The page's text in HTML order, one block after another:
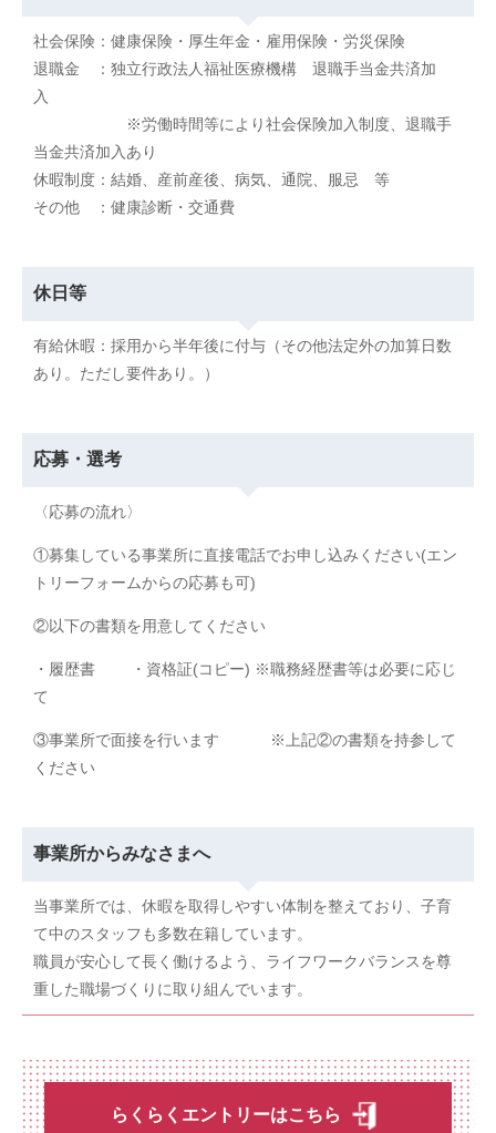
社会保険：健康保険・厚生年金・雇用保険・労災保険
退職金 ：独立行政法人福祉医療機構 退職手当金共済加
入
※労働時間等により社会保険加入制度、退職手
当金共済加入あり
休暇制度：結婚、産前産後、病気、通院、服忌 等
その他 ：健康診断・交通費
休日等
有給休暇：採用から半年後に付与（その他法定外の加算日数
あり。ただし要件あり。）
応募・選考
〈応募の流れ〉
①募集している事業所に直接電話でお申し込みください(エン
トリーフォームからの応募も可)
②以下の書類を用意してください
・履歴書 ・資格証(コピー) ※職務経歴書等は必要に応じ
て
③事業所で面接を行います ※上記②の書類を持参して
ください
事業所からみなさまへ
当事業所では、休暇を取得しやすい体制を整えており、子育
て中のスタッフも多数在籍しています。
職員が安心して長く働けるよう、ライフワークバランスを尊
重した職場づくりに取り組んでいます。
らくらくエントリーはこちら